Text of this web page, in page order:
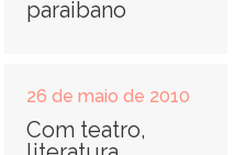
paraibano
26 de maio de 2010
Com teatro,